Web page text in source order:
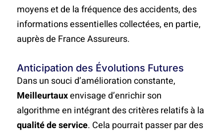
moyens et de la fréquence des accidents, des
informations essentielles collectées, en partie,
auprès de France Assureurs.
Anticipation des Évolutions Futures
Dans un souci d’amélioration constante,
Meilleurtauxenvisage d’enrichir son
algorithme en intégrant des critères relatifs à la
qualité de service. Cela pourrait passer par des